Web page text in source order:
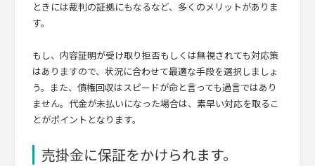
ときには裁判の証拠にもなるなど、多くのメリットがありま
す。
もし、内容証明が受け取り拒否もしくは無視されても対応策
はありますので、状況に合わせて最適な手段を選択しましょ
う。また、債権回収はスピードが命と言っても過言ではあり
ません。代金が未払いになった場合は、素早い対応を取るこ
とがポイントとなります。
売掛金に保証をかけられます。